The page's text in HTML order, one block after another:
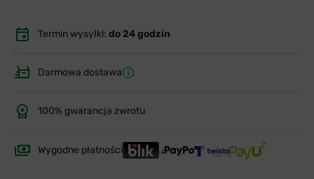
Termin wysyłki: do 24 godzin
Darmowa dostawa
100% gwarancja zwrotu
Wygodne płatności